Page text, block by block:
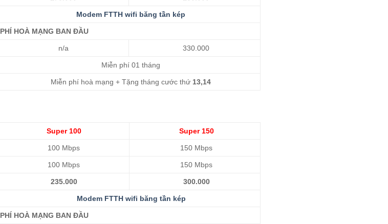
Modem FTTH wifi băng tần kép
PHÍ HOÀ MẠNG BAN ĐẦU
n/a 330.000
Miễn phí 01 tháng
Miễn phí hoà mạng + Tặng tháng cước thứ 13,14
Super 100 Super 150
100 Mbps 150 Mbps
100 Mbps 150 Mbps
235.000 300.000
Modem FTTH wifi băng tần kép
PHÍ HOÀ MẠNG BAN ĐẦU